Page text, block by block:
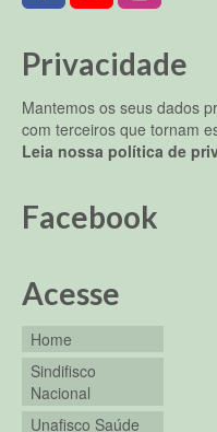
Privacidade
Mantemos os seus dados
com terceiros que tornam
Leia nossa política de
Facebook
Acesse
Home
Sindifisco
Nacional
Unafisco Saúde